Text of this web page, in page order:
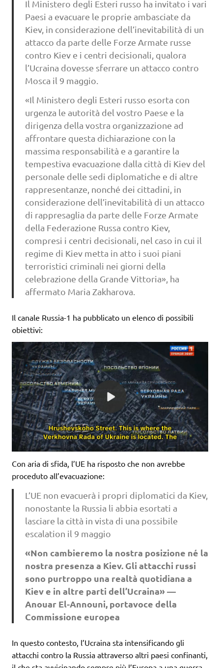
Il Ministero degli Esteri russo ha invitato i vari
Paesi a evacuare le proprie ambasciate da
Kiev, in considerazione dell’inevitabilità di un
attacco da parte delle Forze Armate russe
contro Kiev e i centri decisionali, qualora
l’Ucraina dovesse sferrare un attacco contro
Mosca il 9 maggio.
«Il Ministero degli Esteri russo esorta con
urgenza le autorità del vostro Paese e la
dirigenza della vostra organizzazione ad
affrontare questa dichiarazione con la
massima responsabilità e a garantire la
tempestiva evacuazione dalla città di Kiev del
personale delle sedi diplomatiche e di altre
rappresentanze, nonché dei cittadini, in
considerazione dell’inevitabilità di un attacco
di rappresaglia da parte delle Forze Armate
della Federazione Russa contro Kiev,
compresi i centri decisionali, nel caso in cui il
regime di Kiev metta in atto i suoi piani
terroristici criminali nei giorni della
celebrazione della Grande Vittoria», ha
affermato Maria Zakharova.
Il canale Russia-1 ha pubblicato un elenco di possibili
obiettivi:
Con aria di sfida, l’UE ha risposto che non avrebbe
proceduto all’evacuazione:
L’UE non evacuerà i propri diplomatici da Kiev,
nonostante la Russia li abbia esortati a
lasciare la città in vista di una possibile
escalation il 9 maggio
«Non cambieremo la nostra posizione né la
nostra presenza a Kiev. Gli attacchi russi
sono purtroppo una realtà quotidiana a
Kiev e in altre parti dell’Ucraina» —
Anouar El-Announi, portavoce della
Commissione europea
In questo contesto, l’Ucraina sta intensificando gli
attacchi contro la Russia attraverso altri paesi confinanti,